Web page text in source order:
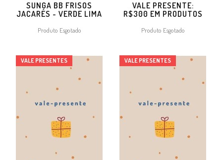
SUNGA BB FRISOS
JACARÉS - VERDE LIMA
Produto Esgotado
VALE PRESENTE:
R$300 EM PRODUTOS
Produto Esgotado
VALE PRESENTES VALE PRESENTES